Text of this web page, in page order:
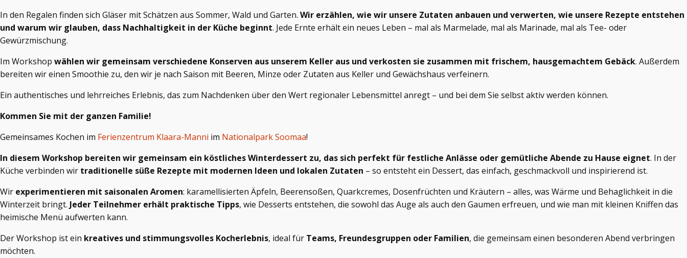
In den Regalen finden sich Gläser mit Schätzen aus Sommer, Wald und Garten. Wir erzählen, wie wir unsere Zutaten anbauen und verwerten, wie unsere Rezepte entstehen
und warum wir glauben, dass Nachhaltigkeit in der Küche beginnt. Jede Ernte erhält ein neues Leben – mal als Marmelade, mal als Marinade, mal als Tee- oder
Gewürzmischung.
Im Workshop wählen wir gemeinsam verschiedene Konserven aus unserem Keller aus und verkosten sie zusammen mit frischem, hausgemachtem Gebäck. Außerdem
bereiten wir einen Smoothie zu, den wir je nach Saison mit Beeren, Minze oder Zutaten aus Keller und Gewächshaus verfeinern.
Ein authentisches und lehrreiches Erlebnis, das zum Nachdenken über den Wert regionaler Lebensmittel anregt – und bei dem Sie selbst aktiv werden können.
Kommen Sie mit der ganzen Familie!
Gemeinsames Kochen im Ferienzentrum Klaara-Manni im Nationalpark Soomaa!
In diesem Workshop bereiten wir gemeinsam ein köstliches Winterdessert zu, das sich perfekt für festliche Anlässe oder gemütliche Abende zu Hause eignet. In der
Küche verbinden wir traditionelle süße Rezepte mit modernen Ideen und lokalen Zutaten – so entsteht ein Dessert, das einfach, geschmackvoll und inspirierend ist.
Wir experimentieren mit saisonalen Aromen: karamellisierten Äpfeln, Beerensoßen, Quarkcremes, Dosenfrüchten und Kräutern – alles, was Wärme und Behaglichkeit in die
Winterzeit bringt. Jeder Teilnehmer erhält praktische Tipps, wie Desserts entstehen, die sowohl das Auge als auch den Gaumen erfreuen, und wie man mit kleinen Kniffen das
heimische Menü aufwerten kann.
Der Workshop ist ein kreatives und stimmungsvolles Kocherlebnis, ideal für Teams, Freundesgruppen oder Familien, die gemeinsam einen besonderen Abend verbringen
möchten.